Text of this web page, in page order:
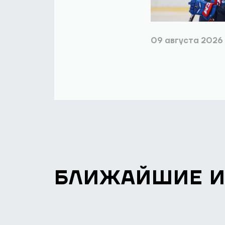
09 августа 2026
БЛИЖАЙШИЕ